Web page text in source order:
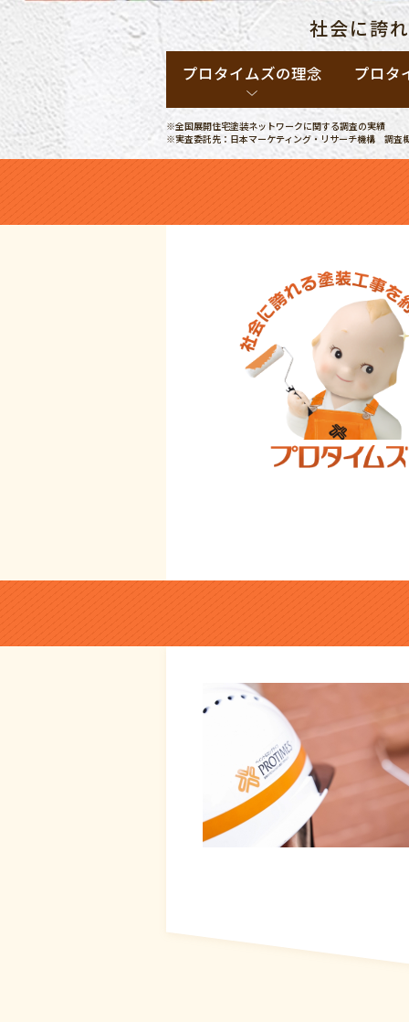
社会に誇
プロタイムズの理念 プロタ
※全国展開住宅塗装ネットワークに関する調査の実績
※実査委託先：日本マーケティング・リサーチ機構 調査